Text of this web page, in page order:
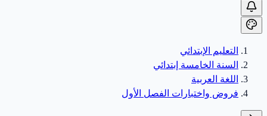
التعليم الإبتدائي
السنة الخامسة إبتدائي
اللغة العربية
فروض واختبارات الفصل الأول